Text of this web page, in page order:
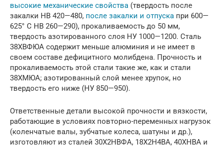
высокие механические свойства (твердость после
закалки НВ 420—480, после закалки и отпуска при 600—
625° С НВ 260—290), прокаливаемость до 50 мм,
твердость азотированного слоя НУ 1000—1200. Сталь
38ХВФЮА содержит меньше алюминия и не имеет в
своем составе дефицитного молибдена. Прочность и
прокаливаемость этой стали такие же, как и стали
38ХМЮА; азотированный слой менее хрупок, но
твердость его ниже (НУ 850—950).
Ответственные детали высокой прочности и вязкости,
работающие в условиях повторно-переменных нагрузок
(коленчатые валы, зубчатые колеса, шатуны и др.),
изготовляют из сталей 30Х2НВФА, 18Х2Н4ВА, 40ХНВА и